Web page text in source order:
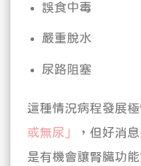
誤食中毒
嚴重脫水
尿路阻塞
這種情況病程發展
或無尿」
，但好消
是有機會讓腎臟功能